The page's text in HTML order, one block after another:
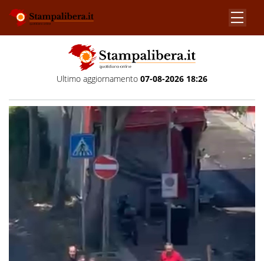
Ultimo aggiornamento 07-08-2026 18:26